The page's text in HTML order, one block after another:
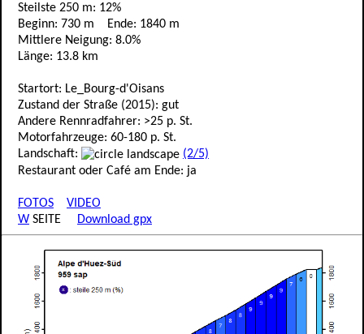
Steilste 250 m: 12%
Beginn: 730 m Ende: 1840 m
Mittlere Neigung: 8.0%
Länge: 13.8 km
Startort: Le_Bourg-d'Oisans
Zustand der Straße (2015): gut
Andere Rennradfahrer: >25 p. St.
Motorfahrzeuge: 60-180 p. St.
Landschaft:
(2/5)
Restaurant oder Café am Ende: ja
FOTOS
VIDEO
W SEITE Download gpx